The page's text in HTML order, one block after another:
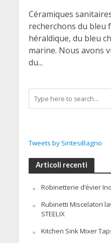
Céramiques
recherchons du bleu
héraldique, du bleu
marine. Nous avons
du...
Tweets by SintesiBagno
Articoli recenti
Robinetterie d’évier
Rubinetti Miscelatori
STEELIX
Kitchen Sink Mixer